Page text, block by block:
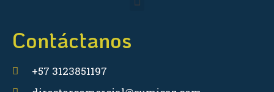
Contáctanos
+57 3123851197